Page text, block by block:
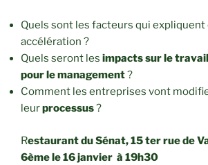
Quels sont les facteurs qui
accélération ?
Quels seront les impacts sur le travail
pour le management?
Comment les entreprises vont
leurprocessus?
Restaurant du Sénat, 15 ter rue de
6ème le 16 janvier à 19h30